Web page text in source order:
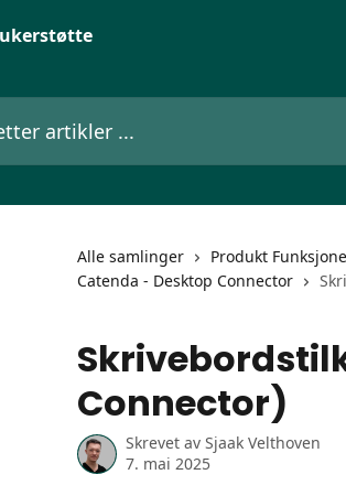
...
Alle samlinger Produkt
Catenda - Desktop Connector
Connector)
Skrevet av Sjaak Velthoven
7. mai 2025